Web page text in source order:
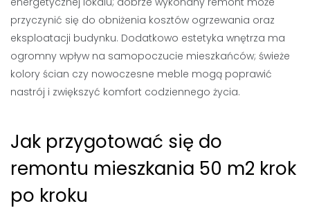
przyczynić się do obniżenia kosztów ogrzewania oraz
eksploatacji budynku. Dodatkowo estetyka wnętrza ma
ogromny wpływ na samopoczucie mieszkańców; świeże
kolory ścian czy nowoczesne meble mogą poprawić
nastrój i zwiększyć komfort codziennego życia.
Jak przygotować się do
remontu mieszkania 50 m2 krok
po kroku